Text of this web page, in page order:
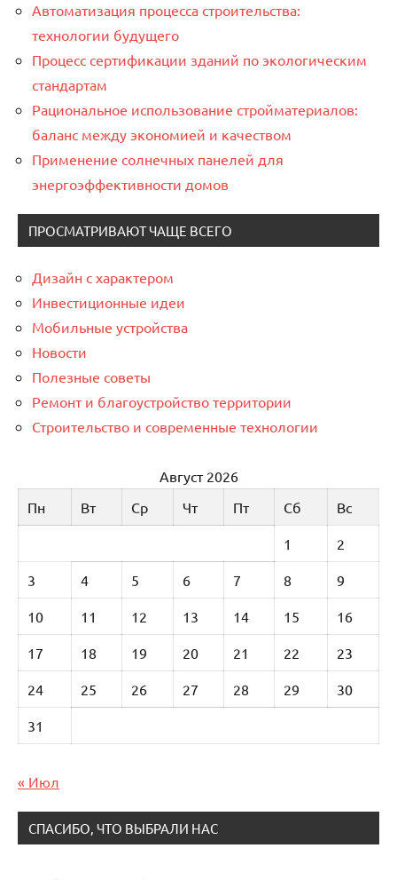
Автоматизация процесса строительства:
технологии будущего
Процесс сертификации зданий по экологическим
стандартам
Рациональное использование стройматериалов:
баланс между экономией и качеством
Применение солнечных панелей для
энергоэффективности домов
ПРОСМАТРИВАЮТ ЧАЩЕ ВСЕГО
Дизайн с характером
Инвестиционные идеи
Мобильные устройства
Новости
Полезные советы
Ремонт и благоустройство территории
Строительство и современные технологии
Август 2026
Пн
Вт Ср Чт Пт Сб Вс
1 2
3 4 5 6 7 8 9
10 11 12 13 14 15 16
17 18 19 20 21 22 23
24 25 26 27 28 29 30
31
« Июл
СПАСИБО, ЧТО ВЫБРАЛИ НАС